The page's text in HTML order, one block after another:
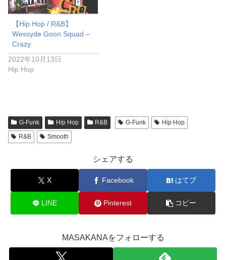
【Hip Hop / R&B】
Wessyde Goon Squad –
Crazy
2022年10月13日
Hip Hop
G-Funk Hip Hop R&B G-Funk
Hip Hop
R&B
Smooth
シェアする
X Facebook はてブ
LINE Pinterest コピー
MASAKANAをフォローする